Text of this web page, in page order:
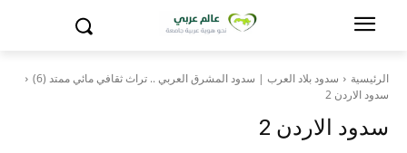
الرئيسية
سدود بلاد العرب | سدود المشرق العربي .. تراث ثقافي مائي ممتد (6)
سدود الاردن 2
سدود الاردن 2